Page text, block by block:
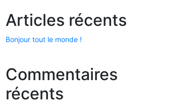
Articles récents
Bonjour tout le monde !
Commentaires
récents